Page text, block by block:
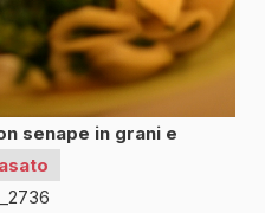
senape in grani e